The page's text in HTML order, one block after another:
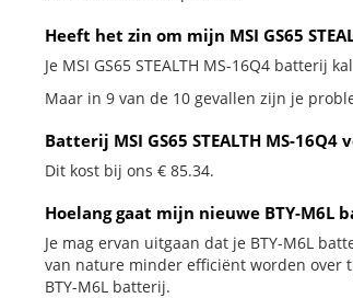
Heeft het zin om mijn MSI GS65
Je MSI GS65 STEALTH MS-16Q4
Maar in 9 van de 10 gevallen zijn je
Batterij MSI GS65 STEALTH MS-
Dit kost bij ons € 85.34.
Hoelang gaat mijn nieuwe BTY-M6L
Je mag ervan uitgaan dat je BTY-M6L
van nature minder efficiënt worden over
BTY-M6L batterij.